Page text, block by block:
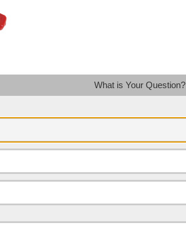
What is Your Question?